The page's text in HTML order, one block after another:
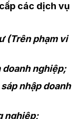
các dịch vụ
(Trên phạm vi
doanh nghiệp;
nhập doanh
nghiệp;